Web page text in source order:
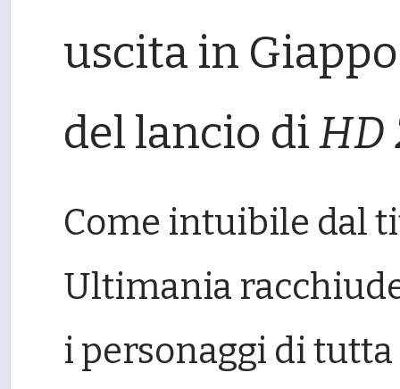
uscita in
del lancio diHD
Come intuibile dal
Ultimania
i personaggi di tutta